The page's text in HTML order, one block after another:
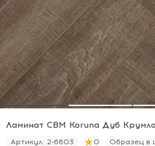
Ламинат CBM Koruna Дуб
Артикул: 2-6603 0 Образец в